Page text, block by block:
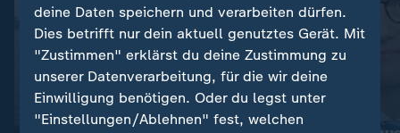
Aktuelle Entwicklungen
Update am Morgen
deine Daten speichern und verarbeiten dürfen.
Dies betrifft nur dein aktuell genutztes Gerät. Mit
"Zustimmen" erklärst du deine Zustimmung zu
unserer Datenverarbeitung, für die wir deine
Einwilligung benötigen. Oder du legst unter
"Einstellungen/Ablehnen" fest, welchen